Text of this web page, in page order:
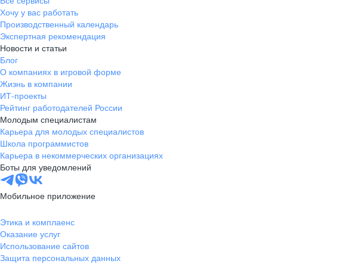
Хочу у вас работать
Производственный календарь
Экспертная рекомендация
Новости и статьи
Блог
О компаниях в игровой форме
Жизнь в компании
ИТ-проекты
Рейтинг работодателей России
Молодым специалистам
Карьера для молодых специалистов
Школа программистов
Карьера в некоммерческих организациях
Боты для уведомлений
Мобильное приложение
Этика и комплаенс
Оказание услуг
Использование сайтов
Защита персональных данных